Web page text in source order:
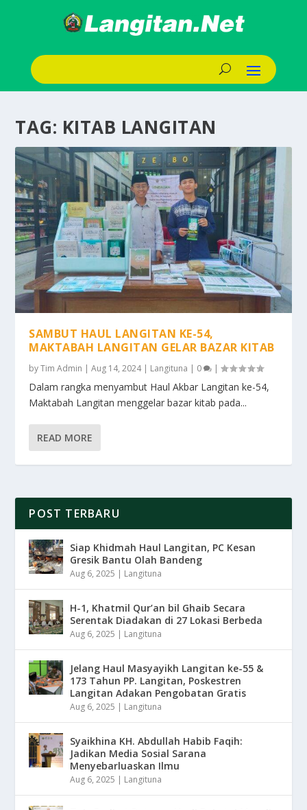
TAG: KITAB LANGITAN
SAMBUT HAUL LANGITAN KE-54,
MAKTABAH LANGITAN GELAR BAZAR KITAB
byTim Admin |Aug 14, 2024| Langituna | 0 |
Dalam rangka menyambut Haul Akbar Langitan ke-54,
Maktabah Langitan menggelar bazar kitab pada...
READ MORE
POST TERBARU
Siap Khidmah Haul Langitan, PC Kesan
Gresik Bantu Olah Bandeng
Aug 6, 2025 | Langituna
H-1, Khatmil Qur’an bil Ghaib Secara
Serentak Diadakan di 27 Lokasi Berbeda
Aug 6, 2025 | Langituna
Jelang Haul Masyayikh Langitan ke-55 &
173 Tahun PP. Langitan, Poskestren
Langitan Adakan Pengobatan Gratis
Aug 6, 2025 | Langituna
Syaikhina KH. Abdullah Habib Faqih:
Jadikan Media Sosial Sarana
Menyebarluaskan Ilmu
Aug 6, 2025 | Langituna